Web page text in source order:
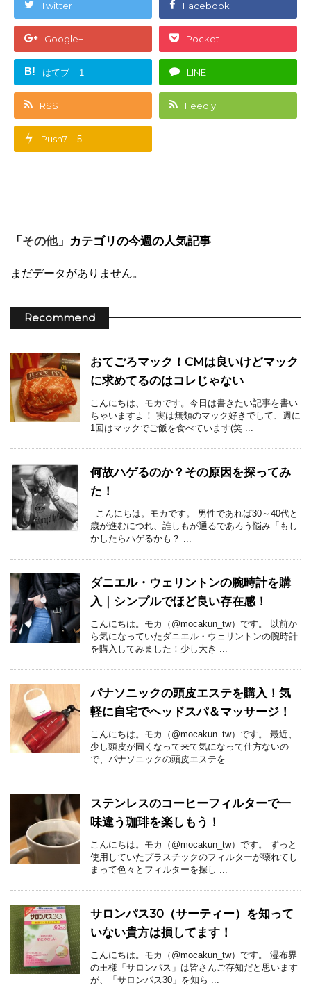
Twitter Facebook
Google+ Pocket
B! はてブ 1 LINE
RSS Feedly
Push7 5
「 その他」カテゴリの今週の人気記事
まだデータがありません。
Recommend
おてごろマック！CMは良いけどマック
に求めてるのはコレじゃない
こんにちは、モカです。今日は書きたい記事を書い
ちゃいますよ！ 実は無類のマック好きでして、週に
1回はマックでご飯を食べています(笑 ...
何故ハゲるのか？その原因を探ってみ
た！
こんにちは。モカです。 男性であれば30～40代と
歳が進むにつれ、誰しもが通るであろう悩み「もし
かしたらハゲるかも？ ...
ダニエル・ウェリントンの腕時計を購
入｜シンプルでほど良い存在感！
こんにちは。モカ（@mocakun_tw）です。 以前か
ら気になっていたダニエル・ウェリントンの腕時計
を購入してみました！少し大き ...
パナソニックの頭皮エステを購入！気
軽に自宅でヘッドスパ＆マッサージ！
こんにちは。モカ（@mocakun_tw）です。 最近、
少し頭皮が固くなって来て気になって仕方ないの
で、パナソニックの頭皮エステを ...
ステンレスのコーヒーフィルターで一
味違う珈琲を楽しもう！
こんにちは。モカ（@mocakun_tw）です。 ずっと
使用していたプラスチックのフィルターが壊れてし
まって色々とフィルターを探し ...
サロンパス30（サーティー）を知って
いない貴方は損してます！
こんにちは。モカ（@mocakun_tw）です。 湿布界
の王様「サロンパス」は皆さんご存知だと思います
が、「サロンパス30」を知ら ...